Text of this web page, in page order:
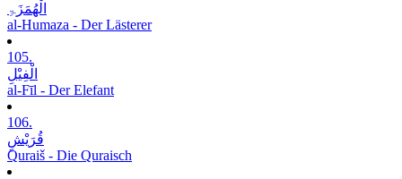
الْھُمَزَۃِ
al-Humaza - Der Lästerer
105.
الْفِیْلِ
al-Fīl - Der Elefant
106.
قُرَیْشٍ
Quraiš - Die Quraisch